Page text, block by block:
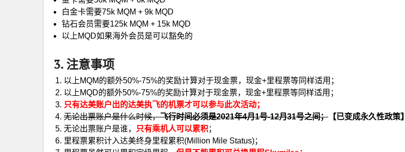
白金卡需要75k MQM + 9k MQD
钻石会员需要125k MQM + 15k MQD
以上MQD如果海外会员是可以豁免的
3. 注意事项
以上MQM的额外50%-75%的奖励计算对于现金票，现金+里程票等同样适用；
以上MQD的额外50%-75%的奖励计算对于现金票，现金+里程票等同样适用；
只有达美账户出的达美执飞的机票才可以参与此次活动；
无论出票账户是什么时候，飞行时间必须是2021年4月1号-12月31号之间； 【已变成永久性政策】
无论出票账户是谁，
只有乘机人可以累积；
里程票累积计入达美终身里程累积(Million Mile Status)；